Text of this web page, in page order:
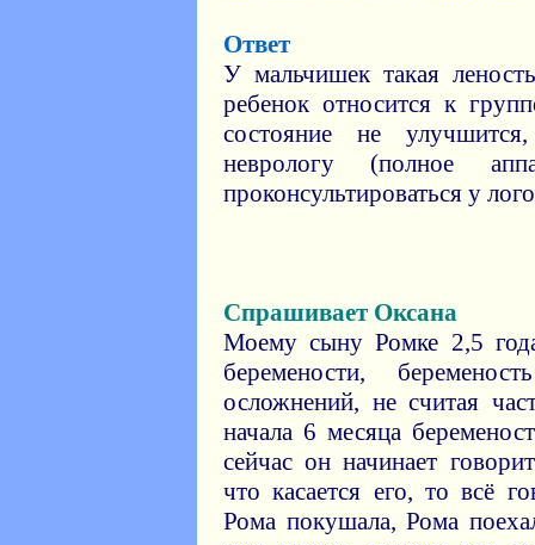
Ответ
У мальчишек такая
ребенок относится к
состояние не
неврологу (полное
проконсультироваться у
Спрашивает Оксана
Моему сыну Ромке 2,5
беремености,
осложнений, не считая
начала 6 месяца
сейчас он начинает
что касается его, то всё
Рома покушала, Рома